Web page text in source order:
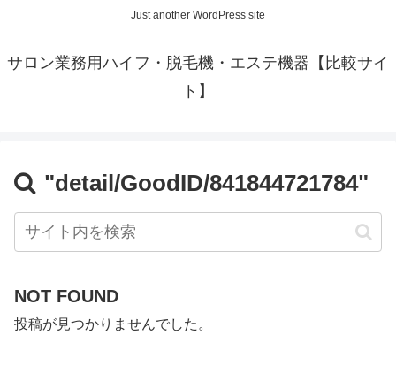
Just another WordPress site
サロン業務用ハイフ・脱毛機・エステ機器【比較サイ
ト】
"detail/GoodID/841844721784"
NOT FOUND
投稿が見つかりませんでした。